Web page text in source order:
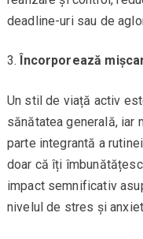
deadline-uri sau de
Încorporează
Un stil de viață activ
sănătatea generală, iar
parte integrantă a
doar că îți
impact semnificativ
nivelul de stres și